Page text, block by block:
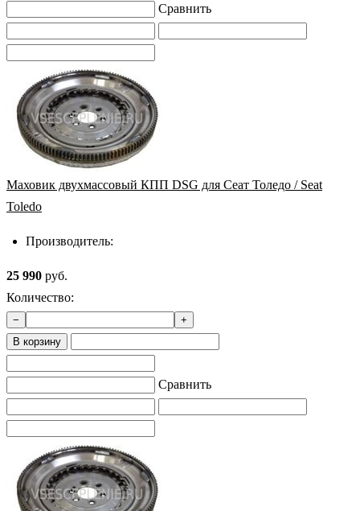
Сравнить
Маховик двухмассовый КПП DSG для Сеат Толедо / Seat
Toledo
Производитель:
25 990 руб.
Количество:
−
+
В корзину
Сравнить